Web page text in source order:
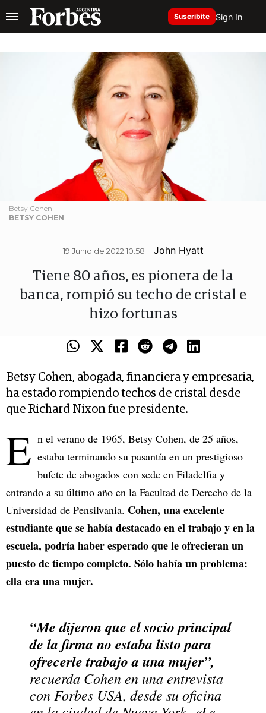
Suscribite Sign In
Betsy Cohen
BETSY COHEN
19 Junio de 2022 10.58 John Hyatt
Tiene 80 años, es pionera de la
banca, rompió su techo de cristal e
hizo fortunas
Betsy Cohen, abogada, financiera y empresaria,
ha estado rompiendo techos de cristal desde
que Richard Nixon fue presidente.
E n el verano de 1965, Betsy Cohen, de 25 años,
estaba terminando su pasantía en un prestigioso
bufete de abogados con sede en Filadelfia y
entrando a su último año en la Facultad de Derecho de la
Universidad de Pensilvania. Cohen, una excelente
estudiante que se había destacado en el trabajo y en la
escuela, podría haber esperado que le ofrecieran un
puesto de tiempo completo. Sólo había un problema:
ella era una mujer.
“Me dijeron que el socio principal
de la firma no estaba listo para
ofrecerle trabajo a una mujer”,
recuerda Cohen en una entrevista
con Forbes USA, desde su oficina